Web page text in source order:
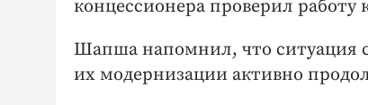
концессионера проверил
Шапша напомнил, что ситуация
их модернизации активно